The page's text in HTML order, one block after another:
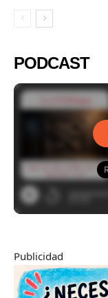
PODCAST
Publicidad